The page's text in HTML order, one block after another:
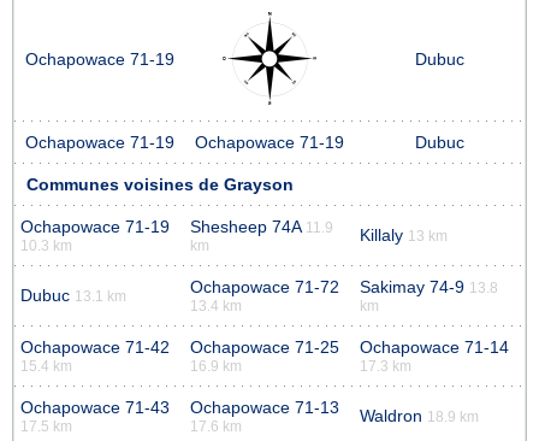
Ochapowace 71-19 Dubuc
Ochapowace 71-19 Ochapowace 71-19 Dubuc
Communes voisines de Grayson
Ochapowace 71-19
10.3 km
Shesheep 74A 11.9
km
Killaly 13 km
Dubuc 13.1 km Ochapowace 71-72
13.4 km
Sakimay 74-9 13.8
km
Ochapowace 71-42
15.4 km
Ochapowace 71-25
16.9 km
Ochapowace 71-14
17.3 km
Ochapowace 71-43
17.5 km
Ochapowace 71-13
17.6 km
Waldron 18.9 km